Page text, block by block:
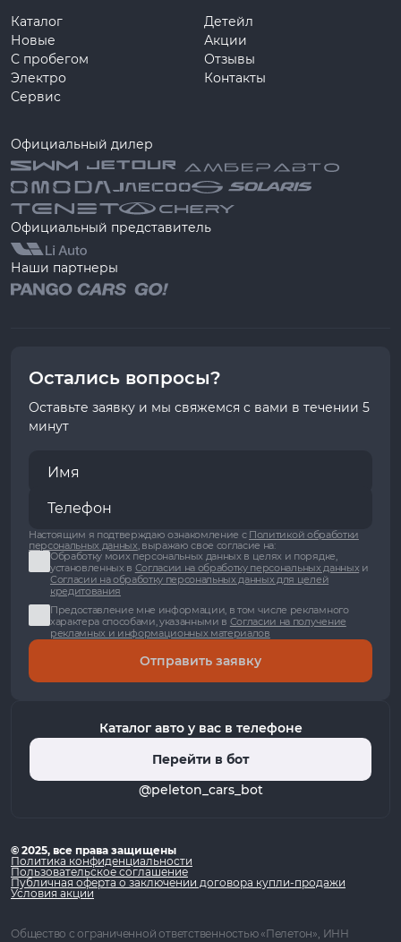
Каталог
Новые
С пробегом
Электро
Сервис
Детейл
Акции
Отзывы
Контакты
Официальный дилер
Официальный представитель
Наши партнеры
Остались вопросы?
Оставьте заявку и мы свяжемся с вами в течении 5
минут
Настоящим я подтверждаю ознакомление с Политикой обработки
персональных данных, выражаю свое согласие на:
Обработку моих персональных данных в целях и порядке,
установленных в Согласии на обработку персональных данныхи
Согласии на обработку персональных данных для целей
кредитования
Предоставление мне информации, в том числе рекламного
характера способами, указанными в Согласии на получение
рекламных и информационных материалов
Отправить заявку
Каталог авто у вас в телефоне
Перейти в бот
@peleton_cars_bot
© 2025, все права защищены
Политика конфиденциальности
Пользовательское соглашение
Публичная оферта о заключении договора купли-продажи
Условия акции
Общество с ограниченной ответственностью «Пелетон», ИНН